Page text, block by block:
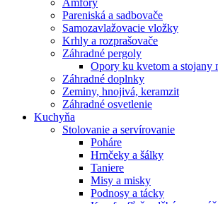
Amfory
Pareniská a sadbovače
Samozavlažovacie vložky
Krhly a rozprašovače
Záhradné pergoly
Opory ku kvetom a stojany
Záhradné doplnky
Zeminy, hnojivá, keramzit
Záhradné osvetlenie
Kuchyňa
Stolovanie a servírovanie
Poháre
Hrnčeky a šálky
Taniere
Misy a misky
Podnosy a tácky